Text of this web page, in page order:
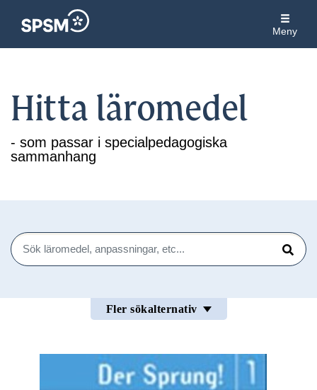
Meny
Hitta läromedel
- som passar i specialpedagogiska
sammanhang
Sök
Sök
Fler sökalternativ